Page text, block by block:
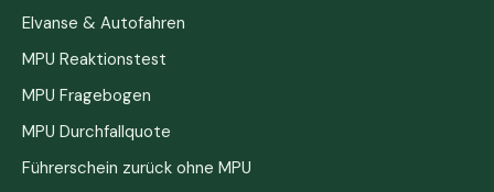
Elvanse & Autofahren
MPU Reaktionstest
MPU Fragebogen
MPU Durchfallquote
Führerschein zurück ohne MPU